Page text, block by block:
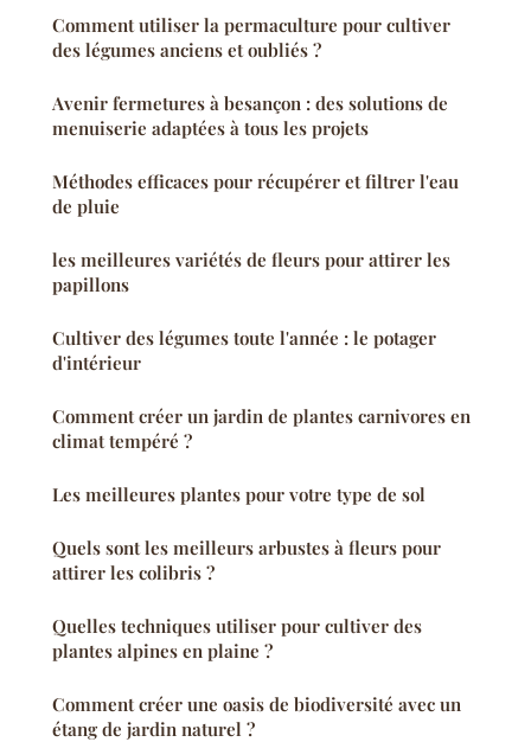
Comment utiliser la permaculture pour cultiver
des légumes anciens et oubliés ?
Avenir fermetures à besançon : des solutions de
menuiserie adaptées à tous les projets
Méthodes efficaces pour récupérer et filtrer l'eau
de pluie
les meilleures variétés de fleurs pour attirer les
papillons
Cultiver des légumes toute l'année : le potager
d'intérieur
Comment créer un jardin de plantes carnivores en
climat tempéré ?
Les meilleures plantes pour votre type de sol
Quels sont les meilleurs arbustes à fleurs pour
attirer les colibris ?
Quelles techniques utiliser pour cultiver des
plantes alpines en plaine ?
Comment créer une oasis de biodiversité avec un
étang de jardin naturel ?